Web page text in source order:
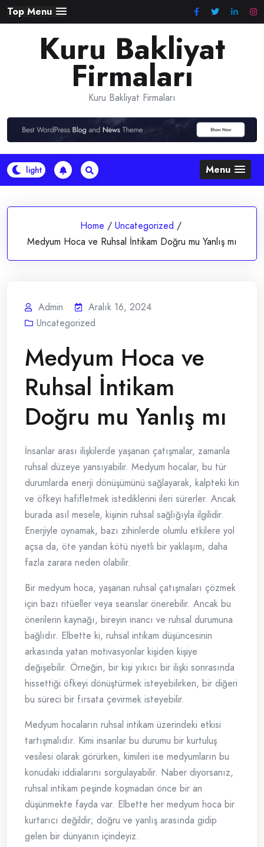
Skip
to
Top Menu
Kuru Bakliyat
Firmaları
Kuru Bakliyat Firmaları
Menu
Home / Uncategorized /
Medyum Hoca ve Ruhsal İntikam Doğru mu Yanlış mı
Admin
Aralık 16, 2024
Uncategorized
Medyum Hoca ve
Ruhsal İntikam
Doğru mu Yanlış mı
İnsanlar arası ilişkilerde yaşanan çatışmalar, zamanla
ruhsal düzeye yansıyabilir. Medyum hocalar, bu tür
durumlarda enerji dönüşümünü sağlayarak, kalpteki kin
ve öfkeyi hafifletmek istediklerini ileri sürerler. Ancak
burada asıl mesele, kişinin ruhsal sağlığıyla ilgilidir.
Enerjiyle oynamak, bazı zihinlerde olumlu etkilere yol
açsa da, öte yandan kötü niyetli bir yaklaşım, daha
fazla zarara neden olabilir.
Bir medyum hoca, yaşanan ruhsal çatışmaları çözmek
için bazı ritüeller veya seanslar önerebilir. Ancak bu
önerilerin kaynağı, bireyin inancı ve ruhsal durumuna
bağlıdır. Elbette ki, ruhsal intikam düşüncesinin
arkasında yatan motivasyonlar kişiden kişiye
değişebilir. Örneğin, bir kişi yıkıcı bir ilişki sonrasında
hissettiği öfkeyi dönüştürmek isteyebilirken, bir diğeri
bu süreci bir fırsata çevirmek isteyebilir.
Medyum hocaların ruhsal intikam üzerindeki etkisi
tartışmalıdır. Kimi insanlar bu durumu bir kurtuluş
vesilesi olarak görürken, kimileri ise medyumların bu
konudaki iddialarını sorgulayabilir. Naber diyorsanız,
ruhsal intikam peşinde koşmadan önce bir an
düşünmekte fayda var. Elbette her medyum hoca bir
kurtarıcı değildir; doğru ve yanlış arasında gidip
gelen bir dünyanın içindeyiz.